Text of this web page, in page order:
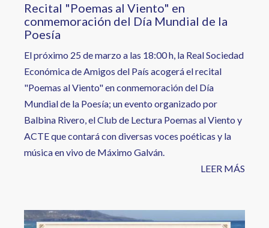
Recital "Poemas al Viento" en
conmemoración del Día Mundial de la
Poesía
El próximo 25 de marzo a las 18:00 h, la Real Sociedad
Económica de Amigos del País acogerá el recital
"Poemas al Viento" en conmemoración del Día
Mundial de la Poesía; un evento organizado por
Balbina Rivero, el Club de Lectura Poemas al Viento y
ACTE que contará con diversas voces poéticas y la
música en vivo de Máximo Galván.
LEER MÁS
Image